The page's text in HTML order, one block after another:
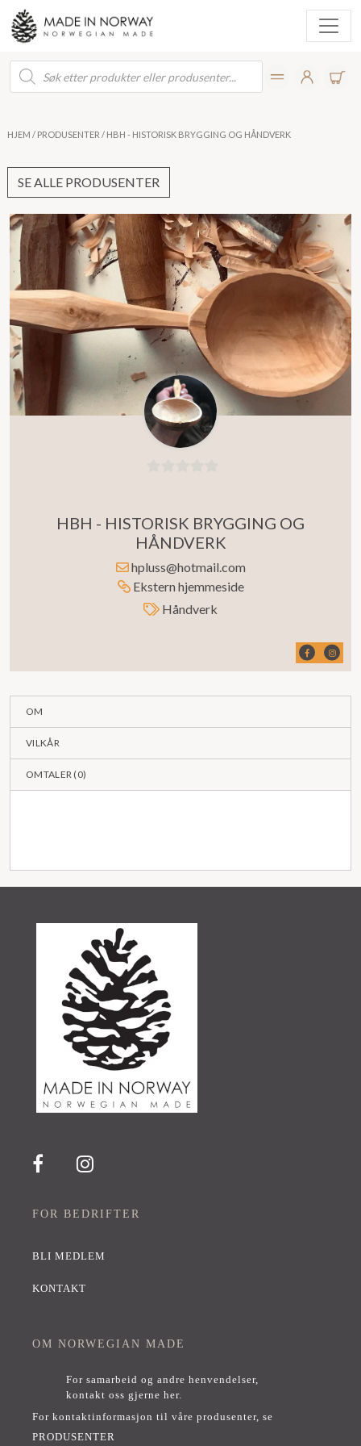
Products
search
HJEM / PRODUSENTER / HBH - HISTORISK BRYGGING OG HÅNDVERK
SE ALLE PRODUSENTER
av
5
HBH - HISTORISK BRYGGING OG
HÅNDVERK
hpluss@hotmail.com
Ekstern hjemmeside
Håndverk
OM
VILKÅR
OMTALER (0)
FOR BEDRIFTER
BLI MEDLEM
KONTAKT
OM NORWEGIAN MADE
For samarbeid og andre henvendelser,
kontakt oss gjerne her.
For kontaktinformasjon til våre produsenter, se
PRODUSENTER